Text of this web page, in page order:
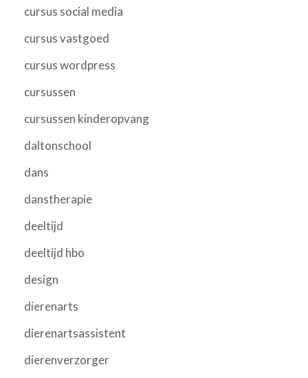
cursus social media
cursus vastgoed
cursus wordpress
cursussen
cursussen kinderopvang
daltonschool
dans
danstherapie
deeltijd
deeltijd hbo
design
dierenarts
dierenartsassistent
dierenverzorger